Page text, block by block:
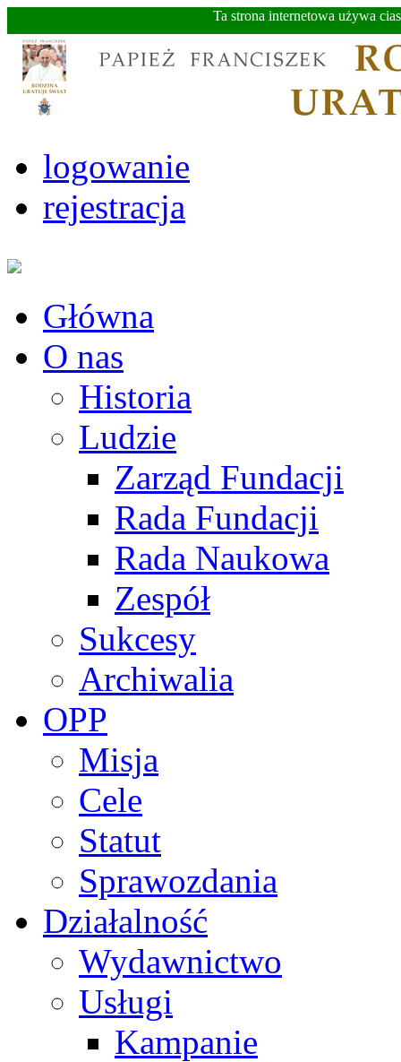
Ta strona internetowa używa
logowanie
rejestracja
Główna
O nas
Historia
Ludzie
Zarząd Fundacji
Rada Fundacji
Rada Naukowa
Zespół
Sukcesy
Archiwalia
OPP
Misja
Cele
Statut
Sprawozdania
Działalność
Wydawnictwo
Usługi
Kampanie